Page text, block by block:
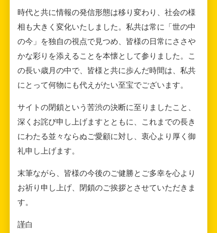
時代と共に情報の発信形態は移り変わり、社会の様
相も大きく変化いたしました。私共は常に「世の中
の今」を独自の視点で見つめ、皆様の日常にささや
かな彩りを添えることを本懐として参りました。こ
の長い歳月の中で、皆様と共に歩んだ時間は、私共
にとって何物にも代えがたい至宝でございます。
サイトの閉鎖という苦渋の決断に至りましたこと、
深くお詫び申し上げますとともに、これまでの長き
にわたる並々ならぬご愛顧に対し、衷心より厚く御
礼申し上げます。
末筆ながら、皆様の今後のご健勝とご多幸を心より
お祈り申し上げ、閉鎖のご挨拶とさせていただきま
す。
謹白